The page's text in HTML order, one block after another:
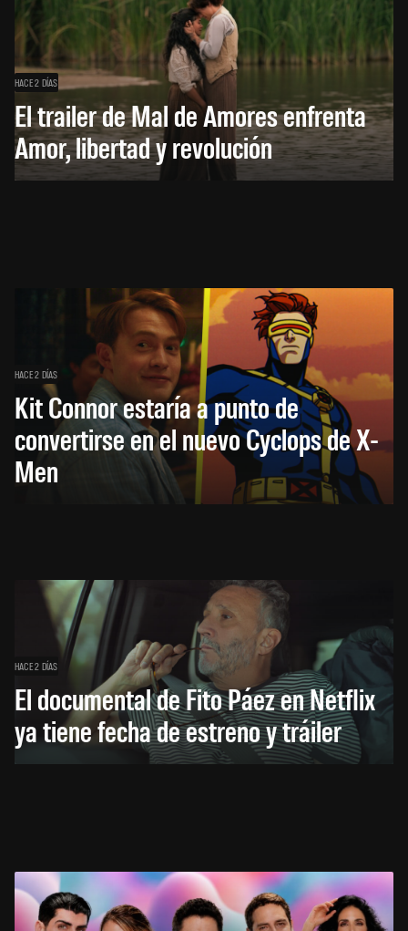
HACE 2 DÍAS
El trailer de Mal de Amores enfrenta
Amor, libertad y revolución
HACE 2 DÍAS
Kit Connor estaría a punto de
convertirse en el nuevo Cyclops de X-
Men
HACE 2 DÍAS
El documental de Fito Páez en Netflix
ya tiene fecha de estreno y tráiler